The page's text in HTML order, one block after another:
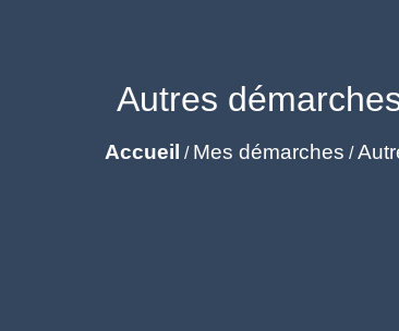
Autres
Accueil / Mes démarches /